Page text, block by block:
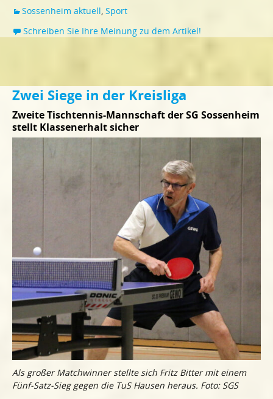
Sossenheim aktuell, Sport
Schreiben Sie Ihre Meinung zu dem Artikel!
Zwei Siege in der Kreisliga
Zweite Tischtennis-Mannschaft der SG Sossenheim
stellt Klassenerhalt sicher
Als großer Matchwinner stellte sich Fritz Bitter mit einem
Fünf-Satz-Sieg gegen die TuS Hausen heraus. Foto: SGS